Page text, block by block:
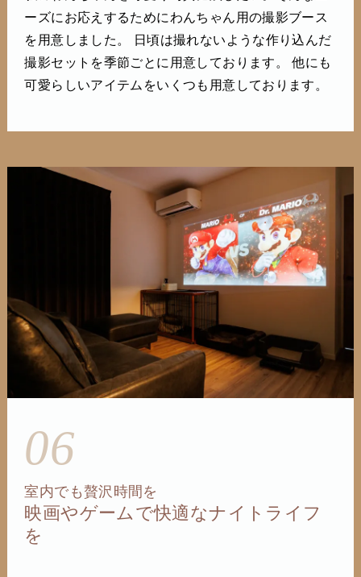
ーズにお応えするためにわんちゃん用の撮影ブース
を用意しました。 日頃は撮れないような作り込んだ
撮影セットを季節ごとに用意しております。 他にも
可愛らしいアイテムをいくつも用意しております。
06
室内でも贅沢時間を
映画やゲームで快適なナイトライフ
を